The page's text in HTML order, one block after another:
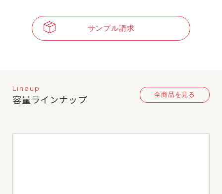
サンプル請求
Lineup
容量ラインナップ 全商品を見る